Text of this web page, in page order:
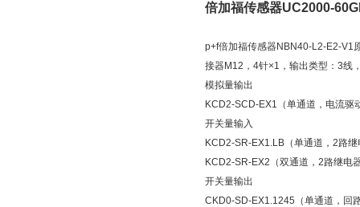
倍加福传感器UC2000-
p+f倍加福传感器NBN40-L2-E2-V1
接器M12，4针×1，输出类型：3线
模拟量输出
KCD2-SCD-EX1（单通道，电流驱
开关量输入
KCD2-SR-EX1.LB（单通道，2路
KCD2-SR-EX2（双通道，2路继电
开关量输出
CKD0-SD-EX1.1245（单通道，回